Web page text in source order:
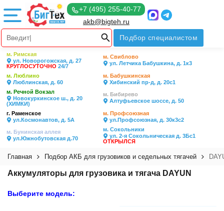
+7 (495) 255-40-77
akb@bigteh.ru
Подбор специалистом
м. Римская
ул. Новорогожская, д. 27
КРУГЛОСУТОЧНО 24/7
м. Свиблово
ул. Летчика Бабушкина, д. 1к3
м. Люблино
Люблинская, д. 60
м. Бабушкинская
Хибинский пр-д, д. 20с1
м. Речной Вокзал
Новокуркинское ш., д. 20
(ХИМКИ)
м. Бибирево
Алтуфьевское шоссе, д. 50
г. Раменское
ул.Космонавтов, д. 5А
м. Профсоюзная
ул.Профсоюзная, д. 30к3с2
м. Бунинская аллея
ул.Южнобутовская д.70
м. Сокольники
ул. 2-я Сокольническая д. 3Бс1
ОТКРЫЛСЯ
Главная Подбор АКБ для грузовиков и седельных тягачей
Аккумуляторы для грузовика и тягача DAYUN
Выберите модель: